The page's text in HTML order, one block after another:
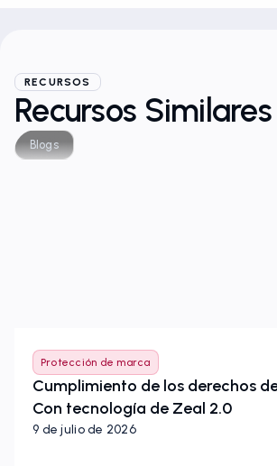
RECURSOS
Recursos Similares
Blogs
Protección de marca
Cumplimiento de los derechos
Con tecnología de Zeal 2.0
9 de julio de 2026